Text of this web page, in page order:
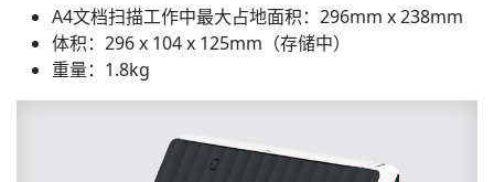
A4文档扫描工作中最大占地面积：296mm x 238mm
体积：296 x 104 x 125mm（存储中）
重量：1.8kg